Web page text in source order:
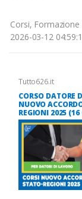
Corsi, Formazione
2026-03-12
Tutto626.it
CORSO DATORE
NUOVO
REGIONI 2025 (16